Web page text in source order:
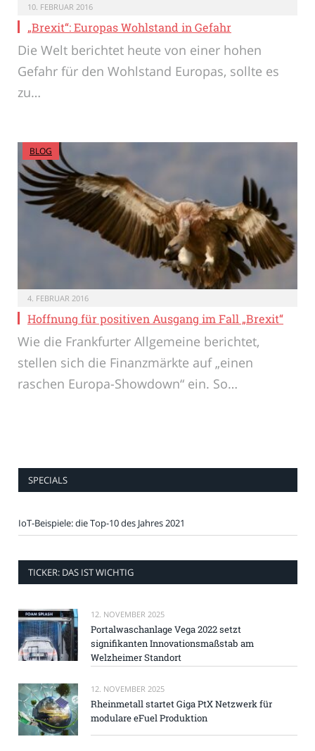
10. FEBRUAR 2016
„Brexit“: Europas Wohlstand in Gefahr
Die Welt berichtet heute von einer hohen
Gefahr für den Wohlstand Europas, sollte es
zu…
BLOG
4. FEBRUAR 2016
Hoffnung für positiven Ausgang im Fall „Brexit“
Wie die Frankfurter Allgemeine berichtet,
stellen sich die Finanzmärkte auf „einen
raschen Europa-Showdown“ ein. So…
SPECIALS
IoT-Beispiele: die Top-10 des Jahres 2021
TICKER: DAS IST WICHTIG
12. NOVEMBER 2025
Portalwaschanlage Vega 2022 setzt
signifikanten Innovationsmaßstab am
Welzheimer Standort
12. NOVEMBER 2025
Rheinmetall startet Giga PtX Netzwerk für
modulare eFuel Produktion